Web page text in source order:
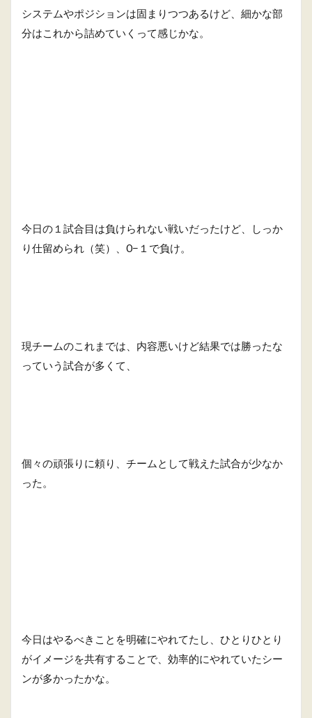
システムやポジションは固まりつつあるけど、細かな部
分はこれから詰めていくって感じかな。
今日の１試合目は負けられない戦いだったけど、しっか
り仕留められ（笑）、0−１で負け。
現チームのこれまでは、内容悪いけど結果では勝ったな
っていう試合が多くて、
個々の頑張りに頼り、チームとして戦えた試合が少なか
った。
今日はやるべきことを明確にやれてたし、ひとりひとり
がイメージを共有することで、効率的にやれていたシー
ンが多かったかな。